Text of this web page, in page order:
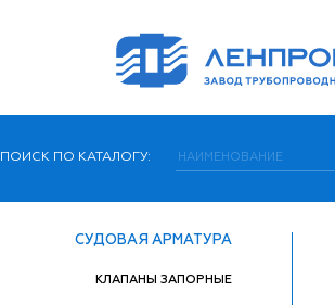
ПОИСК ПО КАТАЛОГУ:
СУДОВАЯ АРМАТУРА
КЛАПАНЫ ЗАПОРНЫЕ